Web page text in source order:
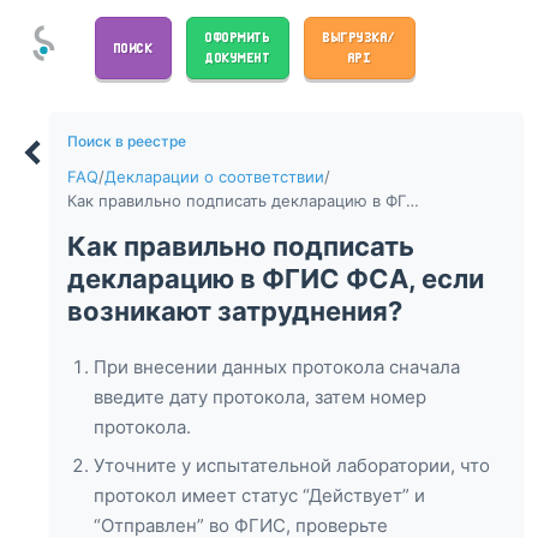
ПОИСК
ОФОРМИТЬ
ДОКУМЕНТ
ВЫГРУЗКА/
API
Поиск в реестре
FAQ/Декларации о соответствии/
Как правильно подписать декларацию в ФГИС ФСА, если возникают затруднения?
Как правильно подписать
декларацию в ФГИС ФСА, если
возникают затруднения?
При внесении данных протокола сначала
введите дату протокола, затем номер
протокола.
Уточните у испытательной лаборатории, что
протокол имеет статус “Действует” и
“Отправлен” во ФГИС, проверьте